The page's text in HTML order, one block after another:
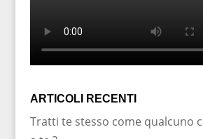
ARTICOLI RECENTI
Tratti te stesso come qualcuno